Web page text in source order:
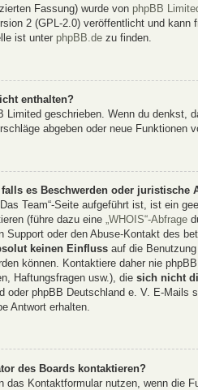
Fassung) wurde von phpBB
2 (GPL-2.0) veröffentlicht und
ist unter phpBB.de zu finden.
enthalten?
Limited geschrieben. Wenn du
abgeben oder neue Funktionen
es Beschwerden oder juristische
Team“-Seite aufgeführt ist, ist ein
(führe dazu eine „WHOIS“-Abfrage
oder den Abuse-Kontakt des
keinen Einfluss auf die
können. Kontaktiere daher nie
Haftungsfragen usw.), die sich nicht
oder phpBB Deutschland e. V. E-Mails
Antwort erhalten.
des Boards kontaktieren?
das Kontaktformular nutzen, wenn die